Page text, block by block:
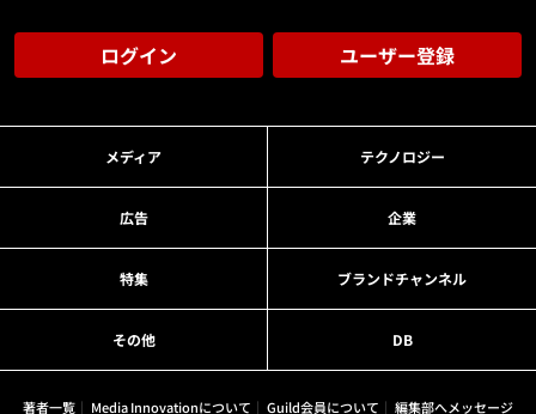
ログイン ユーザー登録
メディア テクノロジー
広告 企業
特集 ブランドチャンネル
その他 DB
著者一覧 Media Innovationについて Guild会員について 編集部へメッセージ